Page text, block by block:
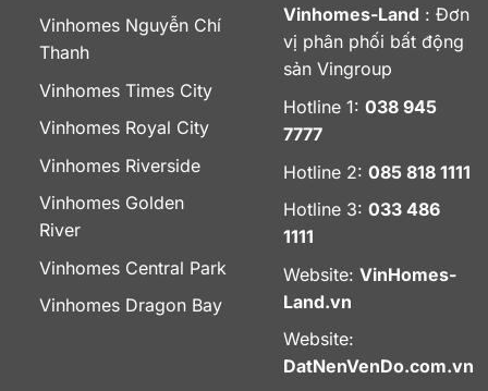
Vinhomes Nguyễn Chí
Thanh
Vinhomes Times City
Vinhomes Royal City
Vinhomes Riverside
Vinhomes Golden
River
Vinhomes Central Park
Vinhomes Dragon Bay
Vinhomes-Land : Đơn
vị phân phối bất động
sản Vingroup
Hotline 1: 038 945
7777
Hotline 2: 085 818 1111
Hotline 3: 033 486
1111
Website: VinHomes-
Land.vn
Website:
DatNenVenDo.com.vn